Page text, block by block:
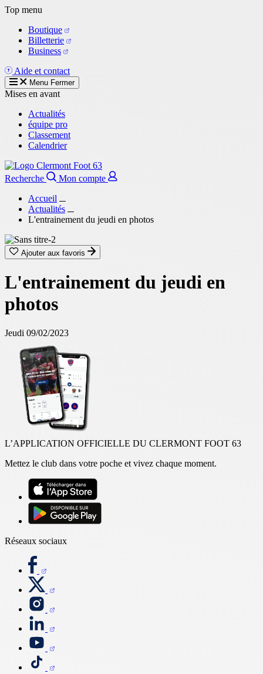
Aller
contenu
principal
Top menu
Boutique
Billetterie
Business
Aide et contact
Menu Fermer
Mises en avant
Actualités
équipe pro
Classement
Calendrier
Recherche
Mon compte
Accueil
Actualités
L'entrainement du jeudi en photos
Ajouter aux favoris
L'entrainement du jeudi en
photos
Jeudi 09/02/2023
L’APPLICATION OFFICIELLE DU CLERMONT FOOT 63
Mettez le club dans votre poche et vivez chaque moment.
Réseaux sociaux